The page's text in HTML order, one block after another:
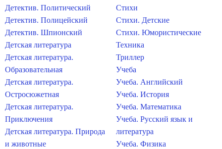
Детектив. Политический
Детектив. Полицейский
Детектив. Шпионский
Детская литература
Детская литература.
Образовательная
Детская литература.
Остросюжетная
Детская литература.
Приключения
Детская литература. Природа
и животные
Стихи
Стихи. Детские
Стихи. Юмористические
Техника
Триллер
Учеба
Учеба. Английский
Учеба. История
Учеба. Математика
Учеба. Русский язык и
литература
Учеба. Физика